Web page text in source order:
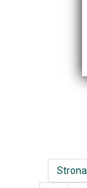
Strona